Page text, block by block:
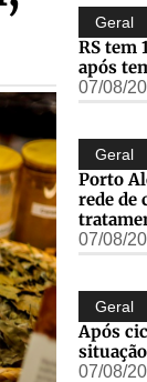
Geral
RS tem
após
07/08/
Geral
Porto
rede de
07/08/
Geral
Após
07/08/